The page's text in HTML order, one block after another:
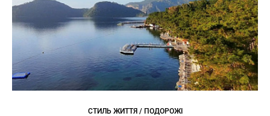
СТИЛЬ ЖИТТЯ / ПОДОРОЖІ